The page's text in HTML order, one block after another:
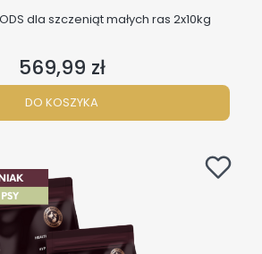
dla szczeniąt małych ras 2x10kg
Cena
569,99 zł
DO KOSZYKA